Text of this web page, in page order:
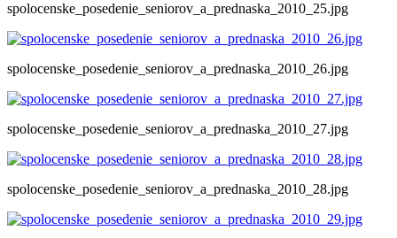
spolocenske_posedenie_seniorov_a_prednaska_2010_25.jpg
spolocenske_posedenie_seniorov_a_prednaska_2010_26.jpg
spolocenske_posedenie_seniorov_a_prednaska_2010_27.jpg
spolocenske_posedenie_seniorov_a_prednaska_2010_28.jpg